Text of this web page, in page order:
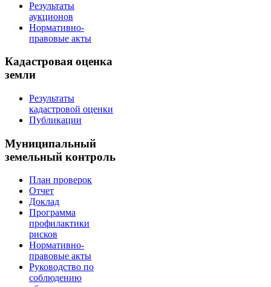
Результаты
аукционов
Нормативно-
правовые акты
Кадастровая оценка
земли
Результаты
кадастровой оценки
Публикации
Муниципальный
земельный контроль
План проверок
Отчет
Доклад
Программа
профилактики
рисков
Нормативно-
правовые акты
Руководство по
соблюдению